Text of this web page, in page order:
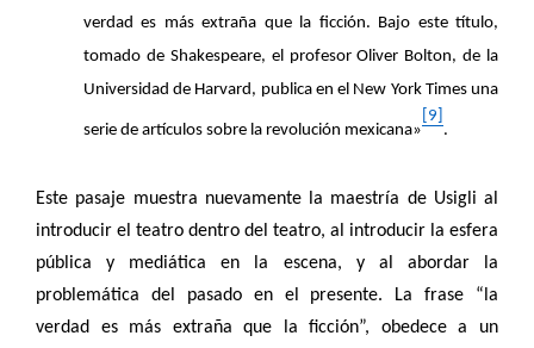
verdad es más extraña que la ficción. Bajo este título,
tomado de Shakespeare, el profesor Oliver Bolton, de la
Universidad de Harvard, publica en el New York Times una
serie de artículos sobre la revolución mexicana»
[9]
.
Este pasaje muestra nuevamente la maestría de Usigli al
introducir el teatro dentro del teatro, al introducir la esfera
pública y mediática en la escena, y al abordar la
problemática del pasado en el presente. La frase “la
verdad es más extraña que la ficción”, obedece a un